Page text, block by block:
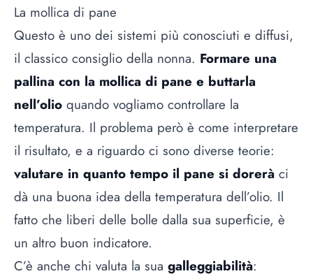
La mollica di pane
Questo è uno dei sistemi più conosciuti e diffusi,
il classico consiglio della nonna. Formare una
pallina con la mollica di pane e buttarla
nell’olio quando vogliamo controllare la
temperatura. Il problema però è come interpretare
il risultato, e a riguardo ci sono diverse teorie:
valutare in quanto tempo il pane si dorerà ci
dà una buona idea della temperatura dell’olio. Il
fatto che liberi delle bolle dalla sua superficie, è
un altro buon indicatore.
C’è anche chi valuta la sua galleggiabilità: